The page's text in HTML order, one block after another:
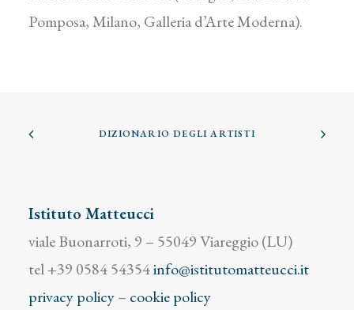
Pomposa, Milano, Galleria d’Arte Moderna).
DIZIONARIO DEGLI ARTISTI
Istituto Matteucci
viale Buonarroti, 9 – 55049 Viareggio (LU)
tel +39 0584 54354info@istitutomatteucci.it
privacy policy– cookie policy